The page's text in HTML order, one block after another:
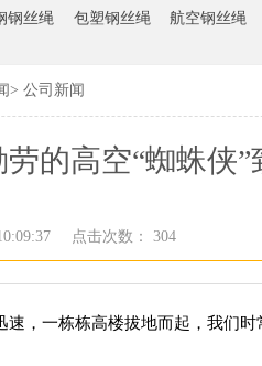
钢丝绳 包塑钢丝绳 航空钢丝绳
> 公司新闻
劳的高空“蜘蛛
点击次数： 304
，一栋栋高楼拔地而起，我们